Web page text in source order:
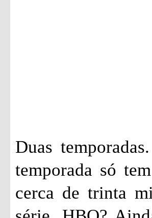
Duas
temporada só
cerca de trinta